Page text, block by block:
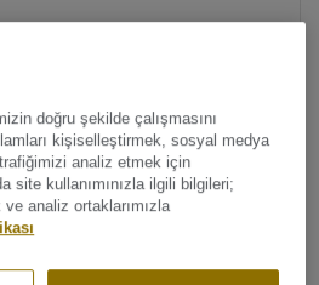
Tüm renkleri görüntüleyin (39)
doğru şekilde çalışmasını
kişiselleştirmek, sosyal medya
analiz etmek için
site kullanımınızla ilgili bilgileri;
analiz ortaklarımızla